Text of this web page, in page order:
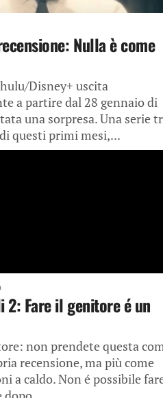
Nulla è come
Disney+ uscita
a partire dal 28 gennaio di
una sorpresa. Una serie
questi primi mesi,...
Fare il genitore é un
non prendete questa
recensione, ma più come
a caldo. Non é possibile